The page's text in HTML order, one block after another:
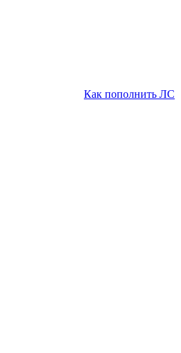
Как пополнить ЛС